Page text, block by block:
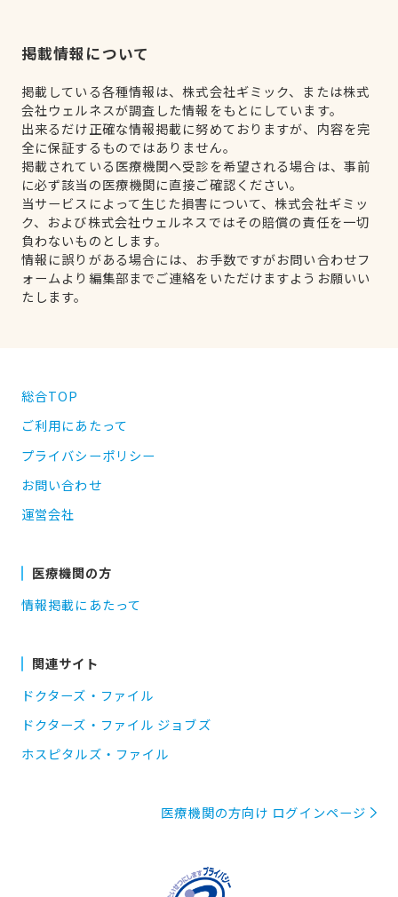
掲載情報について
掲載している各種情報は、株式会社ギミック、または株式
会社ウェルネスが調査した情報をもとにしています。
出来るだけ正確な情報掲載に努めておりますが、内容を完
全に保証するものではありません。
掲載されている医療機関へ受診を希望される場合は、事前
に必ず該当の医療機関に直接ご確認ください。
当サービスによって生じた損害について、株式会社ギミッ
ク、および株式会社ウェルネスではその賠償の責任を一切
負わないものとします。
情報に誤りがある場合には、お手数ですがお問い合わせフ
ォームより編集部までご連絡をいただけますようお願いい
たします。
総合TOP
ご利用にあたって
プライバシーポリシー
お問い合わせ
運営会社
医療機関の方
情報掲載にあたって
関連サイト
ドクターズ・ファイル
ドクターズ・ファイル ジョブズ
ホスピタルズ・ファイル
医療機関の方向け ログインページ